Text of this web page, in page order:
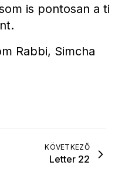
is pontosan a ti
Rabbi, Simcha
KÖVETKEZŐ
Letter 22